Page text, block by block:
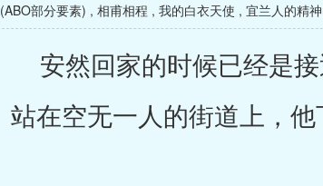
(ABO部分要素) , 相甫相程 , 我的白衣天使 , 宜兰人的精
安然回家的时候已经是接
站在空无一人的街道上，他